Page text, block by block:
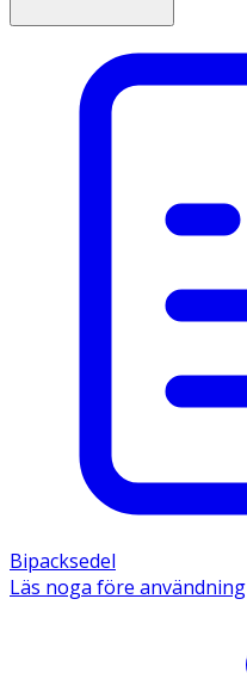
Bipacksedel
Läs noga före användning